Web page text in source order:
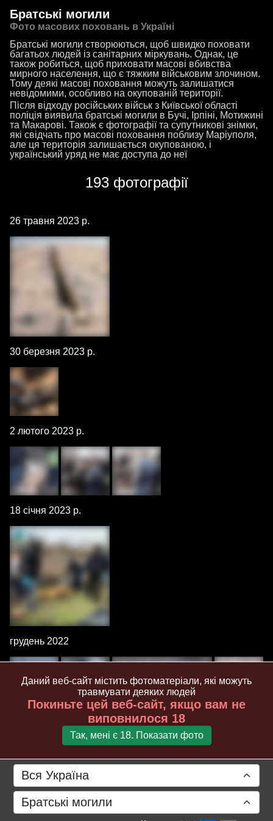
Братські могили
Фото масових поховань в Україні
Братські могили створюються, щоб швидко поховати
багатьох людей із санітарних міркувань. Однак, це
також робиться, щоб приховати масові вбивства
мирного населення, що є тяжким військовим злочином.
Тому деякі масові поховання можуть залишатися
невідомими, особливо на окупованій території.
Після відходу російських військ з Київської області
поліція виявила братські могили в Бучі, Ірпіні, Мотижині
та Макарові. Також є фотографії та супутникові знімки,
які свідчать про масові поховання поблизу Маріуполя,
але ця територія залишається окупованою, і
український уряд не має доступа до неї
193 фотографії
26 травня 2023 р.
30 березня 2023 р.
2 лютого 2023 р.
18 січня 2023 р.
грудень 2022
29 листопада 2022 р.
Вся Україна
Братські могили
Даний веб-сайт містить фотоматеріали, які можуть
травмувати деяких людей
Покиньте цей веб-сайт, якщо вам не
виповнилося 18
Так, мені є 18. Показати фото